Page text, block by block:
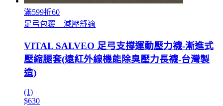
滿599折60
足弓包覆 減壓舒適
VITAL SALVEO 足弓支撐運動壓力襪-漸進式
壓縮腿套(遠紅外線機能除臭壓力長襪-台灣製
造)
(1)
$630